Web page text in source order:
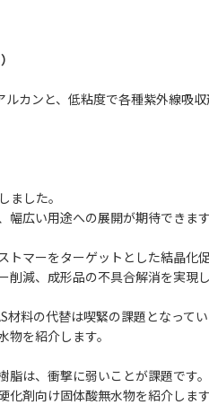
ンと、低粘度で各種紫外線吸
した。
広い用途への展開が期待できます
マーをターゲットとした結晶化促
減、成形品の不具合解消を実現し
料の代替は喫緊の課題となってい
を紹介します。
は、衝撃に弱いことが課題です。
剤向け固体酸無水物を紹介します